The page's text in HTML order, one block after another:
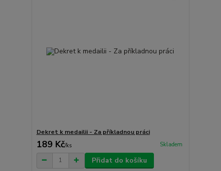
Dekret k medailii - Za příkladnou práci
189 Kč/ks Skladem
Přidat do košíku